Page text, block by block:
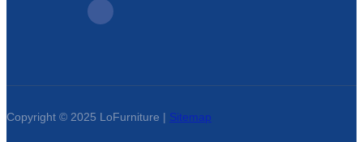
Copyright © 2025 LoFurniture | Sitemap